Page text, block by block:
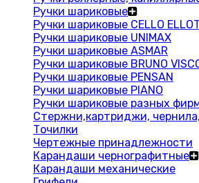
Ручки шариковые
Ручки шариковые CELLO ELLOT
Ручки шариковые UNIMAX
Ручки шариковые ASMAR
Ручки шариковые BRUNO
Ручки шариковые PENSAN
Ручки шариковые PIANO
Ручки шариковые разных
Стержни,картриджи,
Точилки
Чертежные принадлежности
Карандаши чернографитные
Карандаши механические